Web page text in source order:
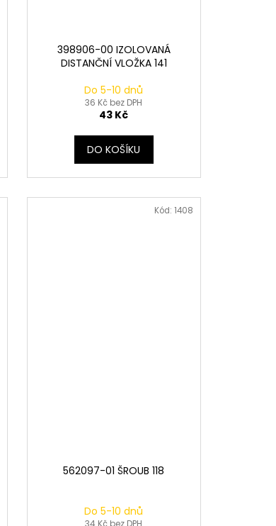
398906-00 IZOLOVANÁ
DISTANČNÍ VLOŽKA 141
Do 5-10 dnů
36 Kč bez DPH
43 Kč
DO KOŠÍKU
562097-01 ŠROUB 118
Do 5-10 dnů
34 Kč bez DPH
Kód: 1408